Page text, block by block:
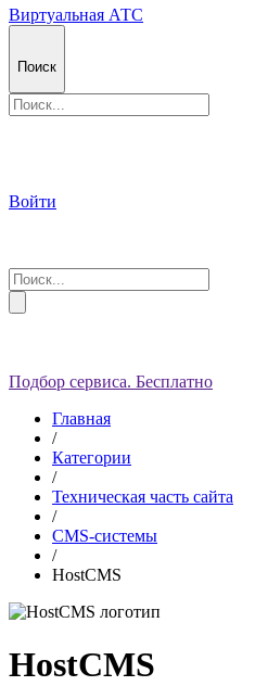
Виртуальная АТС
Поиск
Войти
Подбор сервиса. Бесплатно
Главная
/
Категории
/
Техническая часть сайта
/
CMS-системы
/
HostCMS
HostCMS